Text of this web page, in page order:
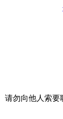
请勿向他人索要